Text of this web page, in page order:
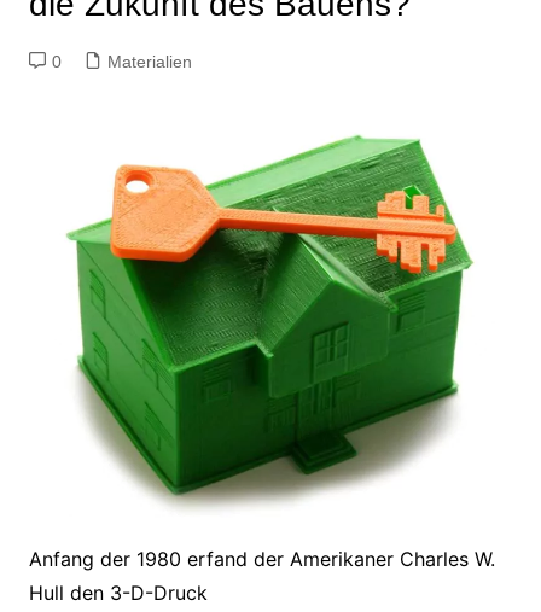
0 Materialien
Anfang der 1980 erfand der Amerikaner Charles W.
Hull den 3-D-Druck